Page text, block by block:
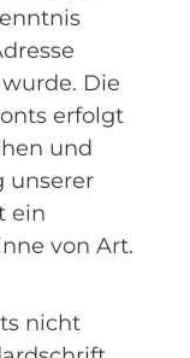
Die
erfolgt
und
unserer
ein
von Art.
nicht